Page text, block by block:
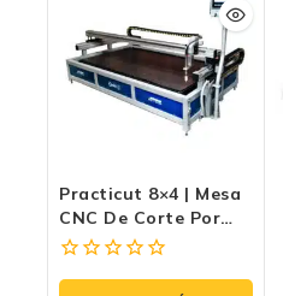
Practicut 8×4 | Mesa
CNC De Corte Por
Plasma 4’×8’ Con
FastCAM Y 6,000
0